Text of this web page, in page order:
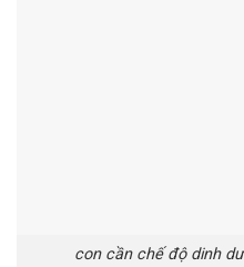
con cần chế độ dinh